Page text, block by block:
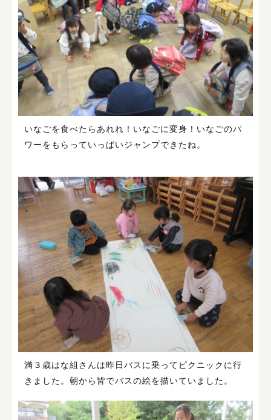
いなごを食べたらあれれ！いなごに変身！いなごのパ
ワーをもらっていっぱいジャンプできたね。
満３歳はな組さんは昨日バスに乗ってピクニックに行
きました。朝から皆でバスの絵を描いていました。